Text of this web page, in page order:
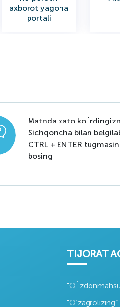
axborot yagona
portali
Oʻzdonmaxsulot
kompaniyasi
Matnda xato
Sichqoncha bilan
CTRL + ENTER tugmasini
bosing
TIJORAT
"O‘zagrolizing”